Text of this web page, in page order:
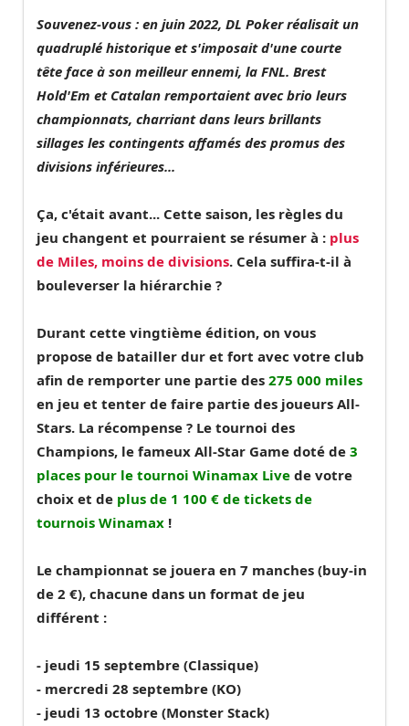
Souvenez-vous : en juin 2022, DL Poker réalisait un
quadruplé historique et s'imposait d'une courte
tête face à son meilleur ennemi, la FNL. Brest
Hold'Em et Catalan remportaient avec brio leurs
championnats, charriant dans leurs brillants
sillages les contingents affamés des promus des
divisions inférieures...
Ça, c'était avant... Cette saison, les règles du
jeu changent et pourraient se résumer à : plus
de Miles, moins de divisions. Cela suffira-t-il à
bouleverser la hiérarchie ?
Durant cette vingtième édition, on vous
propose de batailler dur et fort avec votre club
afin de remporter une partie des 275 000 miles
en jeu et tenter de faire partie des joueurs All-
Stars. La récompense ? Le tournoi des
Champions, le fameux All-Star Game doté de 3
places pour le tournoi Winamax Live de votre
choix et de plus de 1 100 € de tickets de
tournois Winamax !
Le championnat se jouera en 7 manches (buy-in
de 2 €), chacune dans un format de jeu
différent :
- jeudi 15 septembre (Classique)
- mercredi 28 septembre (KO)
- jeudi 13 octobre (Monster Stack)